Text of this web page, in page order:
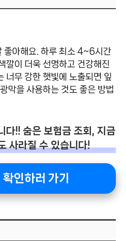
좋아해요. 하루 최소 4~6시간
깔이 더욱 선명하고 건강해진
너무 강한 햇빛에 노출되면 잎
막을 사용하는 것도 좋은 방법
다!! 숨은 보험금 조회, 지금
사라질 수 있습니다!
인하러 가기